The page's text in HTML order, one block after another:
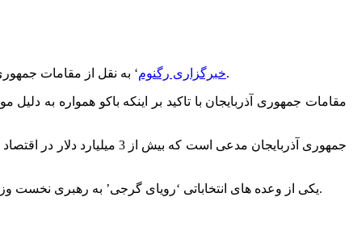
خبرگزاری رگنوم‘ به نقل از مقامات ‘ خبر داد.
جمهوری آذربایجان مدعی
یکی از وعده های انتخاباتی ‘رویای گرجی’ به رهبری نخست وزیر فعلی ‘بیدزینا ایوانیشویلی’ کاهش تعرفه گاز مصرفی شهروندان گرجی بوده که در شرایط فعلی امکان تحقق این طرح بعید به نظر می رسد.